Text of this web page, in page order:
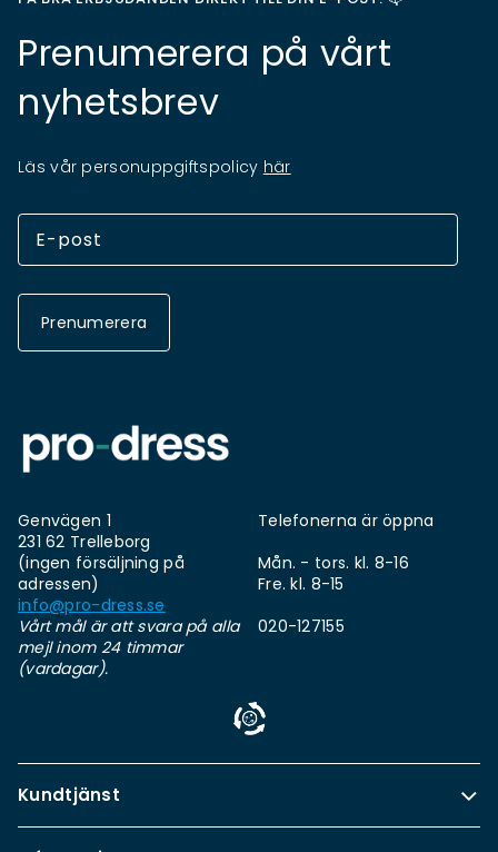
Prenumerera på vårt
nyhetsbrev
Läs vår personuppgiftspolicy här
Prenumerera
Genvägen 1
231 62 Trelleborg
(ingen försäljning på
adressen)
info@pro-dress.se
Vårt mål är att svara på alla
mejl inom 24 timmar
(vardagar).
Telefonerna är öppna
Mån. - tors. kl. 8-16
Fre. kl. 8-15
020-127155
Kundtjänst